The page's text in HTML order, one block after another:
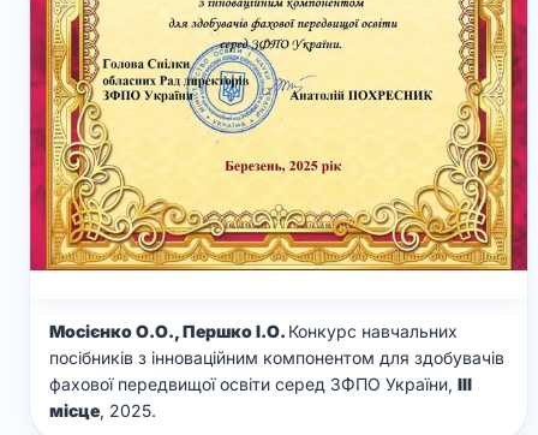
Мосієнко О.О., Першко І.О. Конкурс навчальних
посібників з інноваційним компонентом для здобувачів
фахової передвищої освіти серед ЗФПО України, ІІІ
місце, 2025.